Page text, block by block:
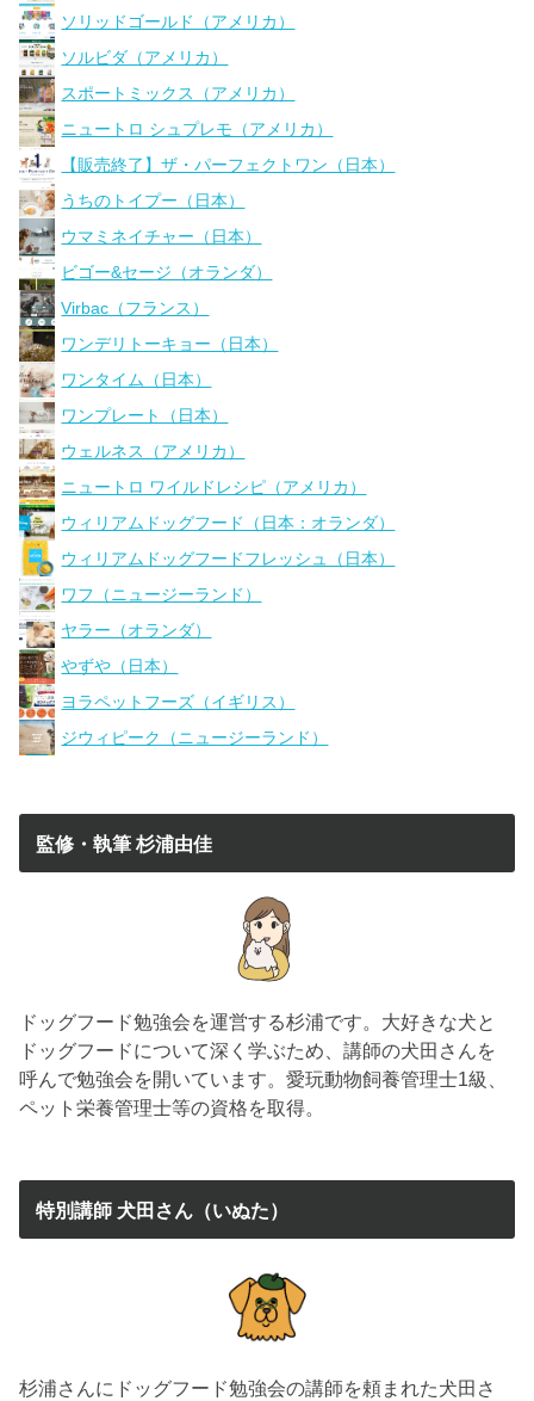
ソリッドゴールド（アメリカ）
ソルビダ（アメリカ）
スポートミックス（アメリカ）
ニュートロ シュプレモ（アメリカ）
【販売終了】ザ・パーフェクトワン（日本）
うちのトイプー（日本）
ウマミネイチャー（日本）
ビゴー&セージ（オランダ）
Virbac（フランス）
ワンデリトーキョー（日本）
ワンタイム（日本）
ワンプレート（日本）
ウェルネス（アメリカ）
ニュートロ ワイルドレシピ（アメリカ）
ウィリアムドッグフード（日本：オランダ）
ウィリアムドッグフードフレッシュ（日本）
ワフ（ニュージーランド）
ヤラー（オランダ）
やずや（日本）
ヨラペットフーズ（イギリス）
ジウィピーク（ニュージーランド）
監修・執筆 杉浦由佳
ドッグフード勉強会を運営する杉浦です。大好きな犬と
ドッグフードについて深く学ぶため、講師の犬田さんを
呼んで勉強会を開いています。愛玩動物飼養管理士1級、
ペット栄養管理士等の資格を取得。
特別講師 犬田さん（いぬた）
杉浦さんにドッグフード勉強会の講師を頼まれた犬田さ